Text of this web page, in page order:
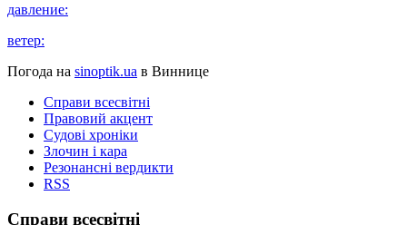
давление:
ветер:
Погода на sinoptik.ua в Виннице
Справи всесвітні
Правовий акцент
Судові хроніки
Злочин і кара
Резонансні вердикти
RSS
Справи всесвітні